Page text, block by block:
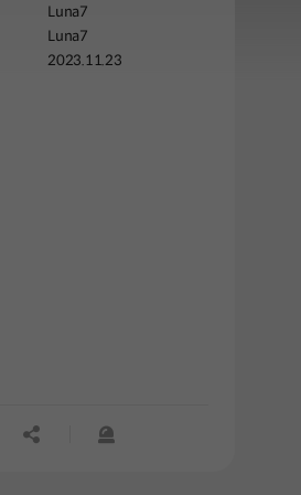
Luna7
Luna7
2023.11.23
공유하기신고하기